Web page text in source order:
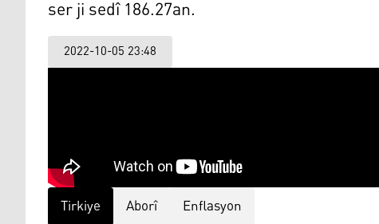
ser ji sedî 186.27an.
2022-10-05 23:48
Tirkiye Aborî Enflasyon